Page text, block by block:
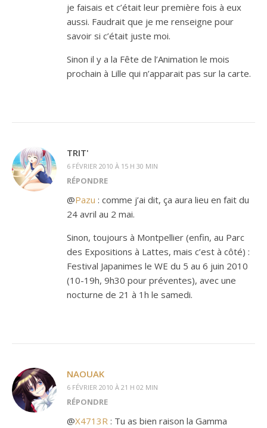
je faisais et c’était leur première fois à eux
aussi. Faudrait que je me renseigne pour
savoir si c’était juste moi.
Sinon il y a la Fête de l’Animation le mois
prochain à Lille qui n’apparait pas sur la carte.
TRIT'
6 FÉVRIER 2010 À 15 H 30 MIN
RÉPONDRE
@Pazu : comme j’ai dit, ça aura lieu en fait du
24 avril au 2 mai.
Sinon, toujours à Montpellier (enfin, au Parc
des Expositions à Lattes, mais c’est à côté) :
Festival Japanimes le WE du 5 au 6 juin 2010
(10-19h, 9h30 pour préventes), avec une
nocturne de 21 à 1h le samedi.
NAOUAK
6 FÉVRIER 2010 À 21 H 02 MIN
RÉPONDRE
@X4713R : Tu as bien raison la Gamma